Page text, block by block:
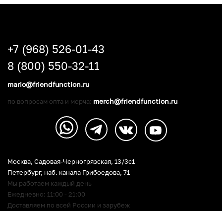
Москва, Садовая-Черногрязская, 13/3c1
Петербург, наб. канала Грибоедова, 71
Мы работаем каждый день
Ежедневно: 11:00 - 21:00
Доставляем по всей России и зарубеж
+7 (968) 526-01-43
8 (800) 550-32-11
mario@friendfunction.ru
по вопросам опта и мерча: merch@friendfunction.ru